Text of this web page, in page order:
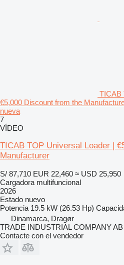
TICAB
€5,000 Discount from the
nueva
7
VÍDEO
TICAB TOP Universal Loader |
Manufacturer
S/ 87,710 EUR 22,460 ≈ USD 25,950
Cargadora multifuncional
2026
Estado nuevo
Potencia 19.5 kW (26.53 Hp)
Dinamarca, Dragør
TRADE INDUSTRIAL COMPANY AB
Contacte con el vendedor